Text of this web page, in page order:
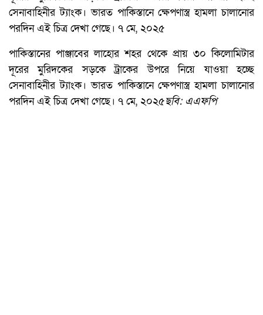
পাকিস্তানের পাঞ্জাবের লাহোর শহর থেকে প্রায় ৩০ কিলোমিটার
দূরের মুরিদকের সড়কে ট্রাকের উপরে নিয়ে যাওয়া হচ্ছে
সেনাবাহিনীর ট্যাংক। ভারত পাকিস্তানে ক্ষেপণাস্ত্র হামলা চালানোর
পরদিন এই চিত্র দেখা গেছে। ৭ মে, ২০২৫ছবি: এএফপি